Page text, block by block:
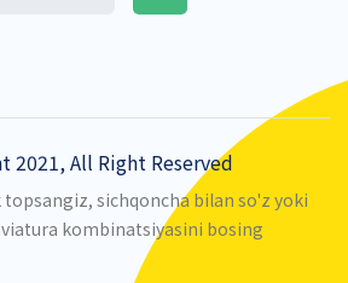
2021, All Right Reserved
sichqoncha bilan so'z yoki
kombinatsiyasini bosing